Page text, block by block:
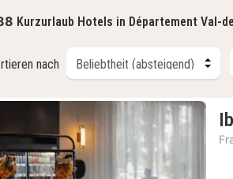
Kurzurlaub Hotels in Département Val-
nach